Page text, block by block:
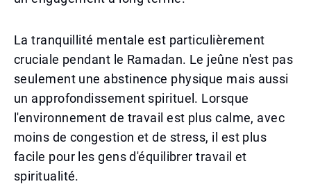
La tranquillité mentale est particulièrement
cruciale pendant le Ramadan. Le jeûne n'est pas
seulement une abstinence physique mais aussi
un approfondissement spirituel. Lorsque
l'environnement de travail est plus calme, avec
moins de congestion et de stress, il est plus
facile pour les gens d'équilibrer travail et
spiritualité.